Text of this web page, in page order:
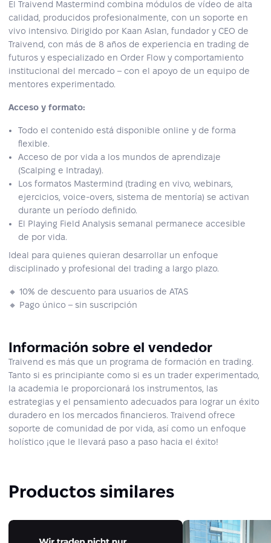
El Traivend Mastermind combina módulos de vídeo de alta
calidad, producidos profesionalmente, con un soporte en
vivo intensivo. Dirigido por Kaan Aslan, fundador y CEO de
Traivend, con más de 8 años de experiencia en trading de
futuros y especializado en Order Flow y comportamiento
institucional del mercado – con el apoyo de un equipo de
mentores experimentado.
Acceso y formato:
Todo el contenido está disponible online y de forma
flexible.
Acceso de por vida a los mundos de aprendizaje
(Scalping e Intraday).
Los formatos Mastermind (trading en vivo, webinars,
ejercicios, voice-overs, sistema de mentoría) se activan
durante un período definido.
El Playing Field Analysis semanal permanece accesible
de por vida.
Ideal para quienes quieran desarrollar un enfoque
disciplinado y profesional del trading a largo plazo.
🔸 10% de descuento para usuarios de ATAS
🔸 Pago único – sin suscripción
Información sobre el vendedor
Traivend es más que un programa de formación en trading.
Tanto si es principiante como si es un trader experimentado,
la academia le proporcionará los instrumentos, las
estrategias y el pensamiento adecuados para lograr un éxito
duradero en los mercados financieros. Traivend ofrece
soporte de comunidad de por vida, así como un enfoque
holístico ¡que le llevará paso a paso hacia el éxito!
Productos similares